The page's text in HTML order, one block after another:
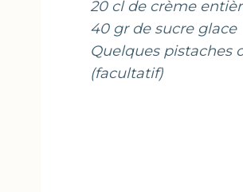
20 cl de crème
40 gr de sucre glace
Quelques pistaches
(facultatif)